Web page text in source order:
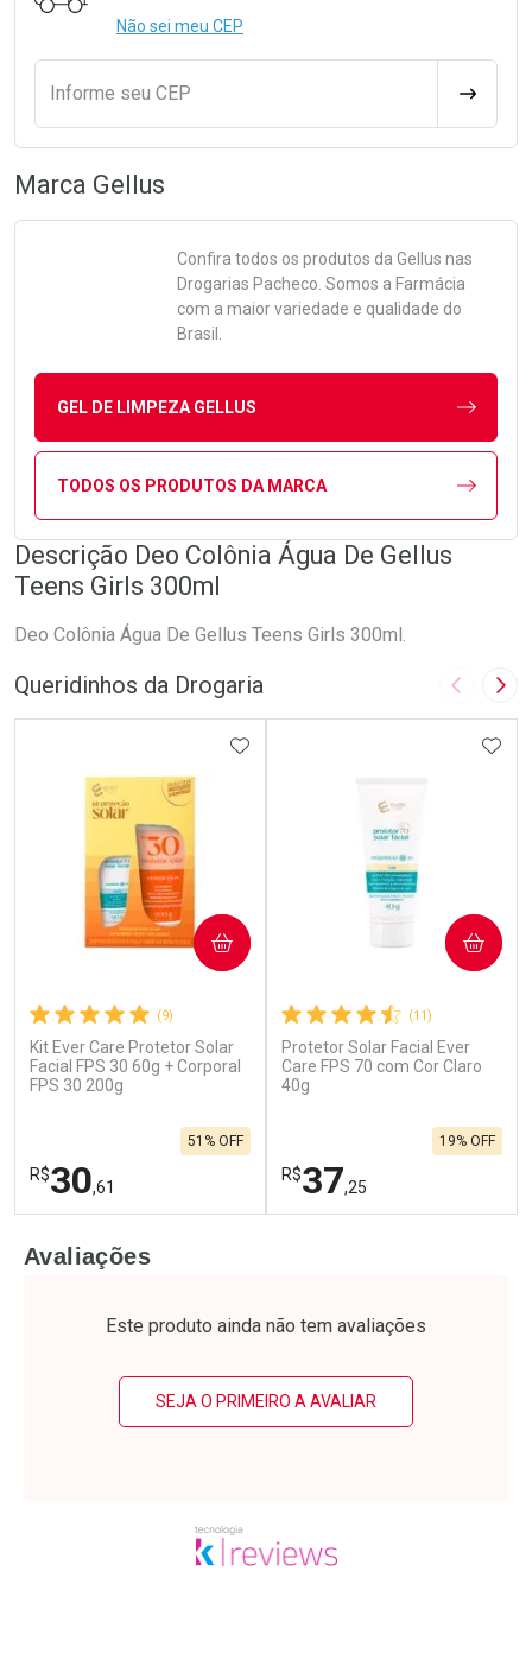
Não sei meu CEP
Informe seu CEP
Marca Gellus
Confira todos os produtos da Gellus nas
Drogarias Pacheco. Somos a Farmácia
com a maior variedade e qualidade do
Brasil.
GEL DE LIMPEZA GELLUS
TODOS OS PRODUTOS DA MARCA
Descrição Deo Colônia Água De Gellus
Teens Girls 300ml
Deo Colônia Água De Gellus Teens Girls 300ml.
Queridinhos da Drogaria Imagem
(9)
Kit Ever Care Protetor Solar
Facial FPS 30 60g + Corporal
FPS 30 200g
R$30,61
51% OFF
ADICIONAR AOS FAVORITOS
COMPRAR
Laboratório
Por Menos
(11)
Protetor Solar Facial Ever
Care FPS 70 com Cor Claro
40g
R$37,25
19% OFF
COMPRAR
Laboratório
Por Menos
Avaliações
Este produto ainda não tem avaliações
SEJA O PRIMEIRO A AVALIAR